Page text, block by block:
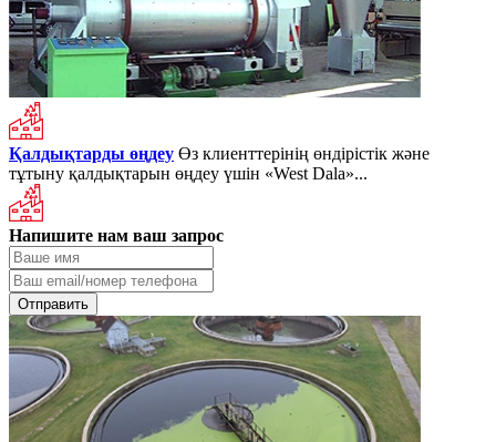
Қалдықтарды өңдеу Өз клиенттерінің өндірістік және
тұтыну қалдықтарын өңдеу үшін «West Dala»...
Напишите нам ваш запрос